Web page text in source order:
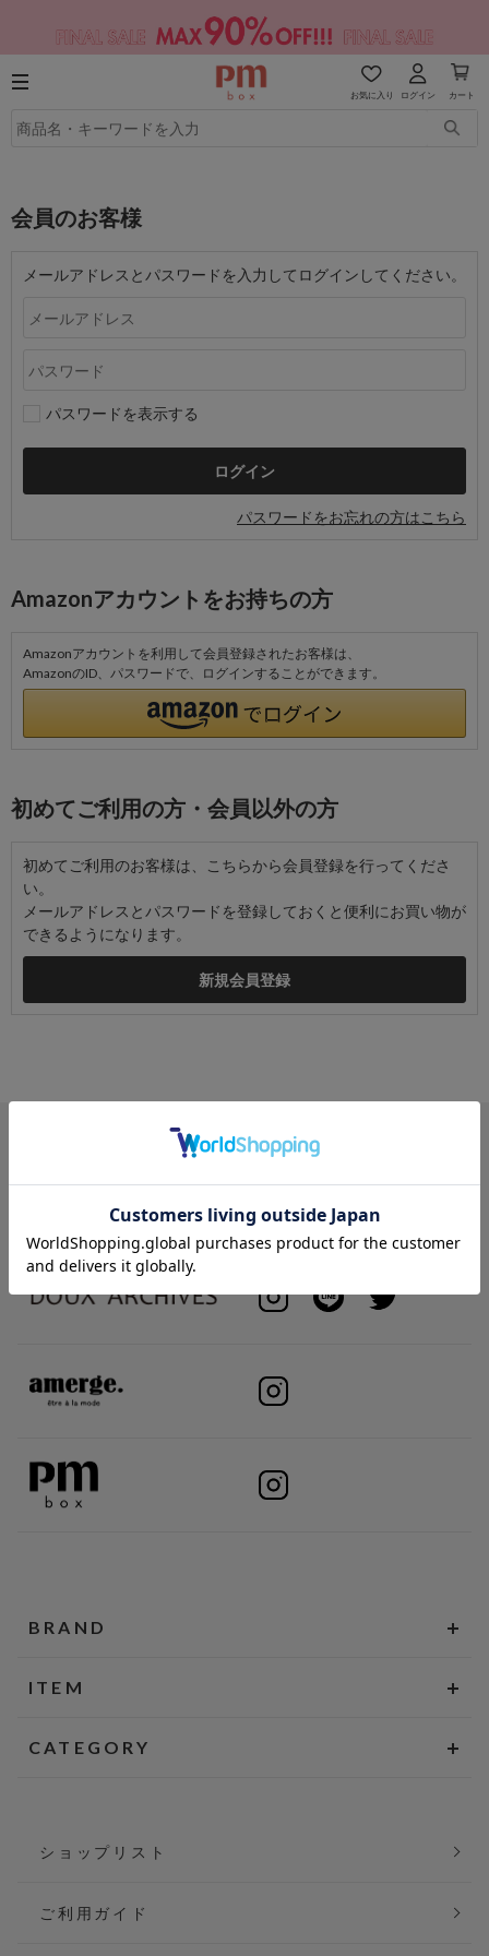
お気に入り ログイン カート
会員のお客様
メールアドレスとパスワードを入力してログインしてください。
パスワードを表示する
パスワードをお忘れの方はこちら
Amazonアカウントをお持ちの方
Amazonアカウントを利用して会員登録されたお客様は、
AmazonのID、パスワードで、ログインすることができます。
初めてご利用の方・会員以外の方
初めてご利用のお客様は、こちらから会員登録を行ってくださ
い。
メールアドレスとパスワードを登録しておくと便利にお買い物が
できるようになります。
BRAND
ITEM
CATEGORY
ショップリスト
ご利用ガイド